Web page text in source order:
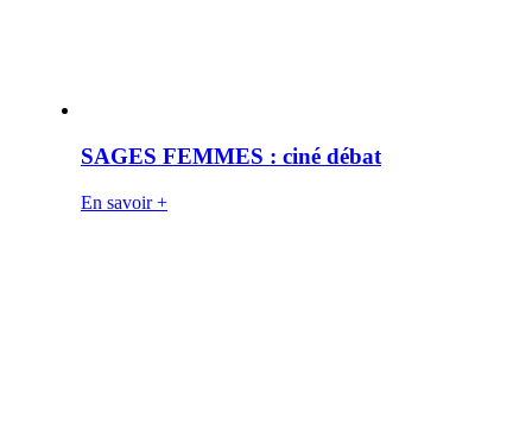
SAGES FEMMES : ciné débat
En savoir +